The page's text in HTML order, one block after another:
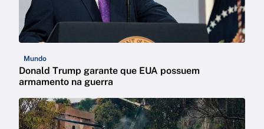
Mundo
Donald Trump garante que EUA possuem
armamento na guerra